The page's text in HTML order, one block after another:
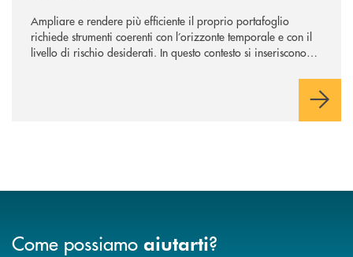
Ampliare e rendere più efficiente il proprio portafoglio
richiede strumenti coerenti con l’orizzonte temporale e con il
livello di rischio desiderati. In questo contesto si inseriscono
soluzioni tra loro complementari, pensate per accompagnare
Come possiamo aiutarti?